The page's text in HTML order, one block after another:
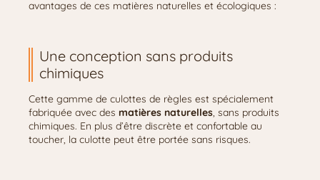
avantages de ces matières naturelles et écologiques :
Une conception sans produits
chimiques
Cette gamme de culottes de règles est spécialement
fabriquée avec des matières naturelles, sans produits
chimiques. En plus d’être discrète et confortable au
toucher, la culotte peut être portée sans risques.